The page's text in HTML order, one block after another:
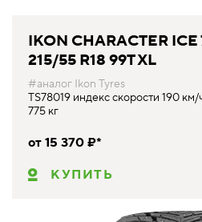
IKON CHARACTER ICE
215/55 R18 99T XL
#аналог Ikon Tyres
TS78019 индекс скорости 190
775 кг
от 15 370 ₽*
КУПИТЬ